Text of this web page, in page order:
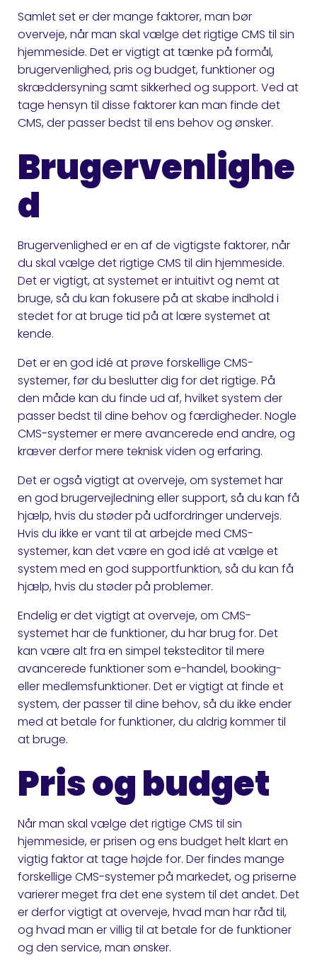
Samlet set er der mange faktorer, man bør
overveje, når man skal vælge det rigtige CMS til sin
hjemmeside. Det er vigtigt at tænke på formål,
brugervenlighed, pris og budget, funktioner og
skræddersyning samt sikkerhed og support. Ved at
tage hensyn til disse faktorer kan man finde det
CMS, der passer bedst til ens behov og ønsker.
Brugervenlighe
d
Brugervenlighed er en af de vigtigste faktorer, når
du skal vælge det rigtige CMS til din hjemmeside.
Det er vigtigt, at systemet er intuitivt og nemt at
bruge, så du kan fokusere på at skabe indhold i
stedet for at bruge tid på at lære systemet at
kende.
Det er en god idé at prøve forskellige CMS-
systemer, før du beslutter dig for det rigtige. På
den måde kan du finde ud af, hvilket system der
passer bedst til dine behov og færdigheder. Nogle
CMS-systemer er mere avancerede end andre, og
kræver derfor mere teknisk viden og erfaring.
Det er også vigtigt at overveje, om systemet har
en god brugervejledning eller support, så du kan få
hjælp, hvis du støder på udfordringer undervejs.
Hvis du ikke er vant til at arbejde med CMS-
systemer, kan det være en god idé at vælge et
system med en god supportfunktion, så du kan få
hjælp, hvis du støder på problemer.
Endelig er det vigtigt at overveje, om CMS-
systemet har de funktioner, du har brug for. Det
kan være alt fra en simpel teksteditor til mere
avancerede funktioner som e-handel, booking-
eller medlemsfunktioner. Det er vigtigt at finde et
system, der passer til dine behov, så du ikke ender
med at betale for funktioner, du aldrig kommer til
at bruge.
Pris og budget
Når man skal vælge det rigtige CMS til sin
hjemmeside, er prisen og ens budget helt klart en
vigtig faktor at tage højde for. Der findes mange
forskellige CMS-systemer på markedet, og priserne
varierer meget fra det ene system til det andet. Det
er derfor vigtigt at overveje, hvad man har råd til,
og hvad man er villig til at betale for de funktioner
og den service, man ønsker.